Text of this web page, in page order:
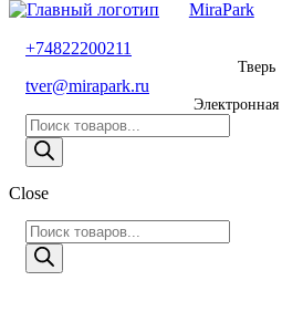
MiraPark
бесплатный
+74822200211
Электронная
MiraPark
+74822200211
Тверь
tver@mirapark.ru
Электронная
Поиск
товаров
Close
Поиск
товаров